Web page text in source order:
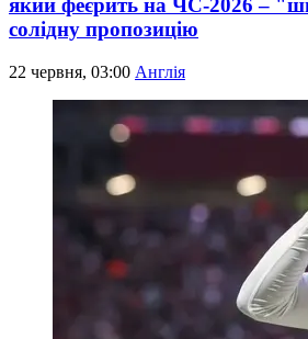
який феєрить на ЧС-2026 –
солідну пропозицію
22 червня, 03:00 Англія